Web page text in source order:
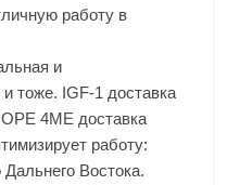
работу в
и
тоже. IGF-1 доставка
4ME доставка
работу:
Востока.